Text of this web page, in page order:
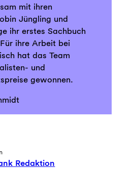
mit ihren
Jüngling und
ihr erstes Sachbuch
ihre Arbeit bei
hat das Team
und
gewonnen.
Redaktion